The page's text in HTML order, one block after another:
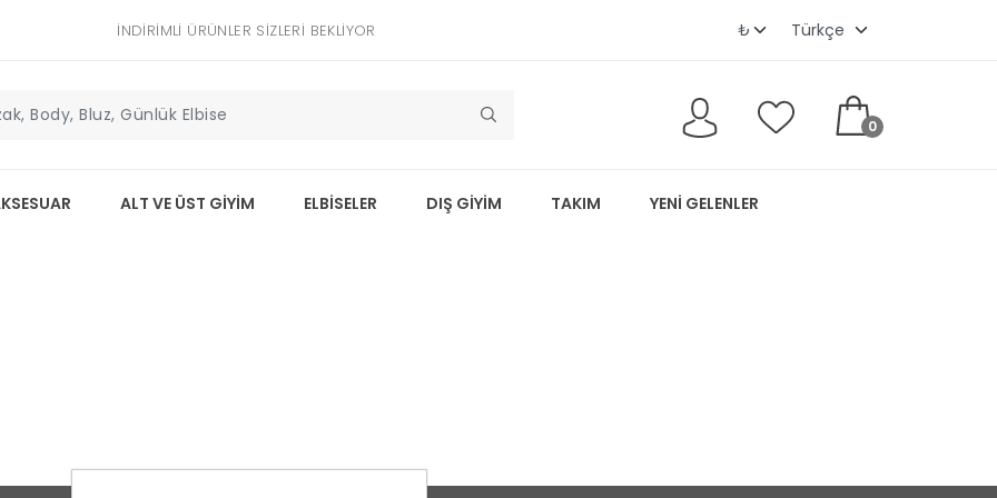
İNDIRIMLI ÜRÜNLER SIZLERI BEKLIYOR
0
ALT VE ÜST GİYİM ELBİSELER DIŞ GİYİM TAKIM YENI GELENLER